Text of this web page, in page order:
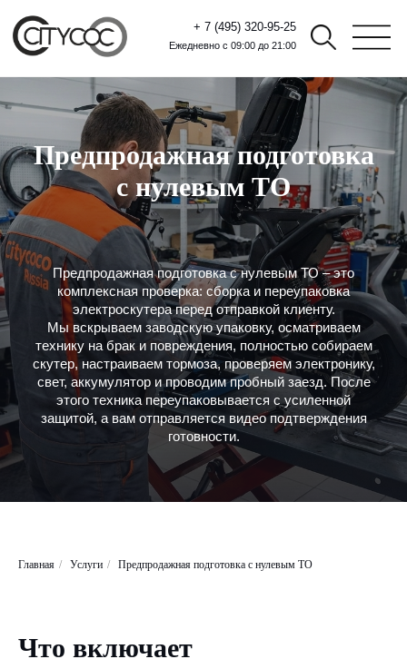
Ежедневно с 09:00 до 21:00
Предпродажная подготовка
с нулевым ТО
Предпродажная подготовка с нулевым ТО – это
комплексная проверка: сборка и переупаковка
электроскутера перед отправкой клиенту.
Мы вскрываем заводскую упаковку, осматриваем
технику на брак и повреждения, полностью собираем
скутер, настраиваем тормоза, проверяем электронику,
свет, аккумулятор и проводим пробный заезд. После
этого техника переупаковывается с усиленной
защитой, а вам отправляется видео подтверждения
готовности.
Главная / Услуги / Предпродажная подготовка с нулевым ТО
Что включает